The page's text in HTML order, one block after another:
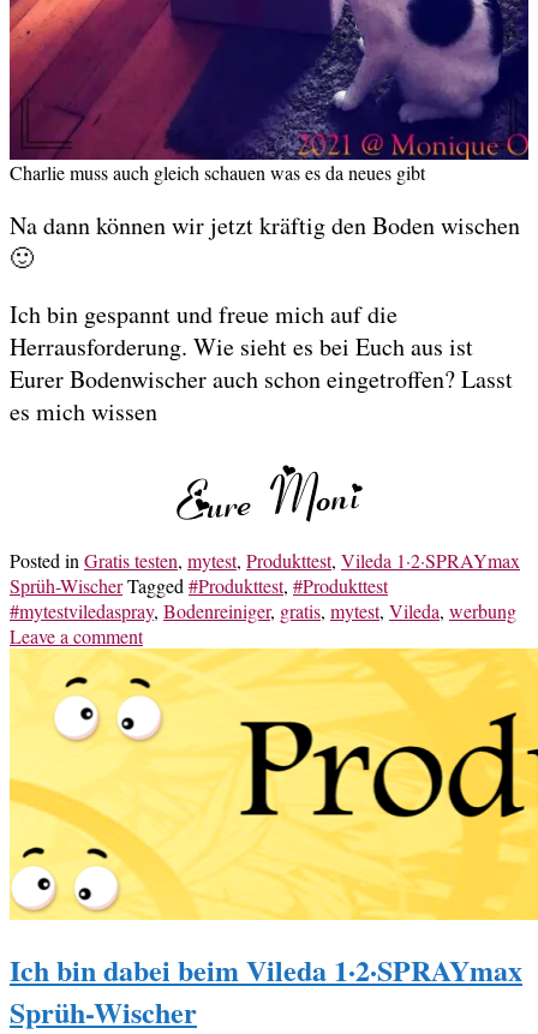
Charlie muss auch gleich schauen was es da neues gibt
Na dann können wir jetzt kräftig den Boden wischen
🙂
Ich bin gespannt und freue mich auf die
Herrausforderung. Wie sieht es bei Euch aus ist
Eurer Bodenwischer auch schon eingetroffen? Lasst
es mich wissen
Posted in Gratis testen, mytest, Produkttest, Vileda 1·2·SPRAYmax
Sprüh-WischerTagged #Produkttest, #Produkttest
#mytestviledaspray, Bodenreiniger, gratis, mytest, Vileda, werbung
Leave a comment
Ich bin dabei beim Vileda 1·2·SPRAYmax
Sprüh-Wischer